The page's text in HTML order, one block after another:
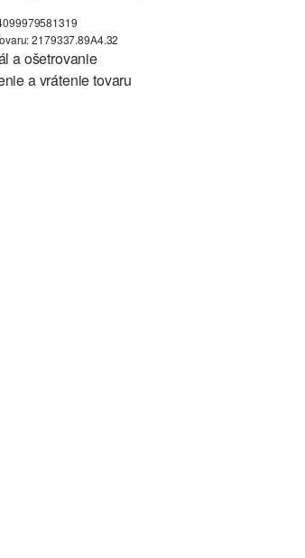
2179337.89A4.32
a ošetrovanie
a vrátenie tovaru